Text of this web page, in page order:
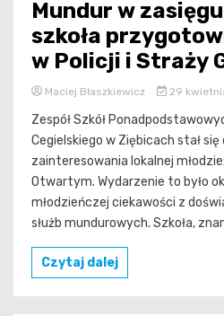
Mundur w
szkoła
w Policji i Straży
Maciej Błaszkiewicz 29
Zespół Szkół
Cegielskiego w Ziębicach stał
zainteresowania lokalnej
Otwartym. Wydarzenie to było
młodzieńczej ciekawości z
służb mundurowych. Szkoła,
Czytaj dalej